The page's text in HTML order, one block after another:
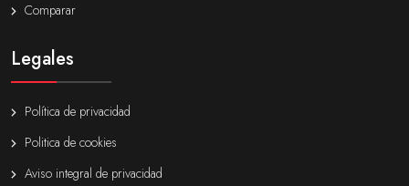
Comparar
Legales
Política de privacidad
Politica de cookies
Aviso integral de privacidad